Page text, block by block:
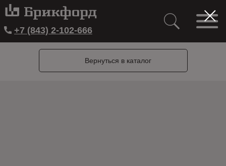
+7 (843) 2-102-666
Вернуться в каталог